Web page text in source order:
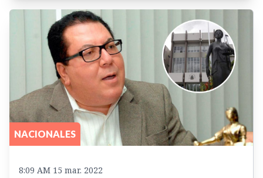
NACIONALES
8:09 AM 15 mar. 2022